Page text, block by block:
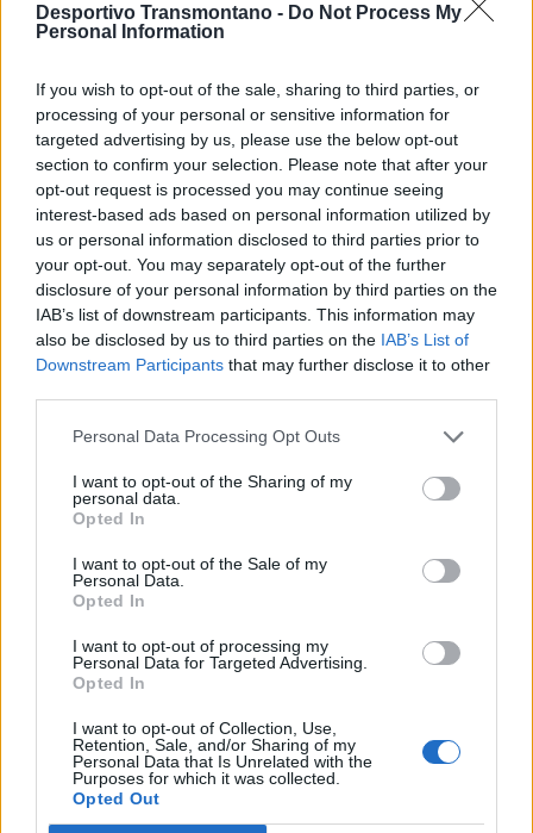
Desportivo Transmontano - Do Not Process My
Personal Information
If you wish to opt-out of the sale, sharing to third parties, or
processing of your personal or sensitive information for
targeted advertising by us, please use the below opt-out
section to confirm your selection. Please note that after your
opt-out request is processed you may continue seeing
interest-based ads based on personal information utilized by
us or personal information disclosed to third parties prior to
your opt-out. You may separately opt-out of the further
disclosure of your personal information by third parties on the
IAB’s list of downstream participants. This information may
also be disclosed by us to third parties on the IAB’s List of
Downstream Participants that may further disclose it to other
Personal Data Processing Opt Outs
I want to opt-out of the Sharing of my
personal data.
Opted In
I want to opt-out of the Sale of my
Personal Data.
Opted In
I want to opt-out of processing my
Personal Data for Targeted Advertising.
Opted In
I want to opt-out of Collection, Use,
Retention, Sale, and/or Sharing of my
Personal Data that Is Unrelated with the
Purposes for which it was collected.
Opted Out
Os familiares e amigos dos atletas também participaram nos
Estádio Municipal.
O Município de Boticas felicita assim o GD Boticas por mais este
título e parabeniza a estrutura o clube pelos excelentes resultados
alcançados na presente época desportiva.
Artigo anterior
O legado de José Mourinho
Próximo artigo